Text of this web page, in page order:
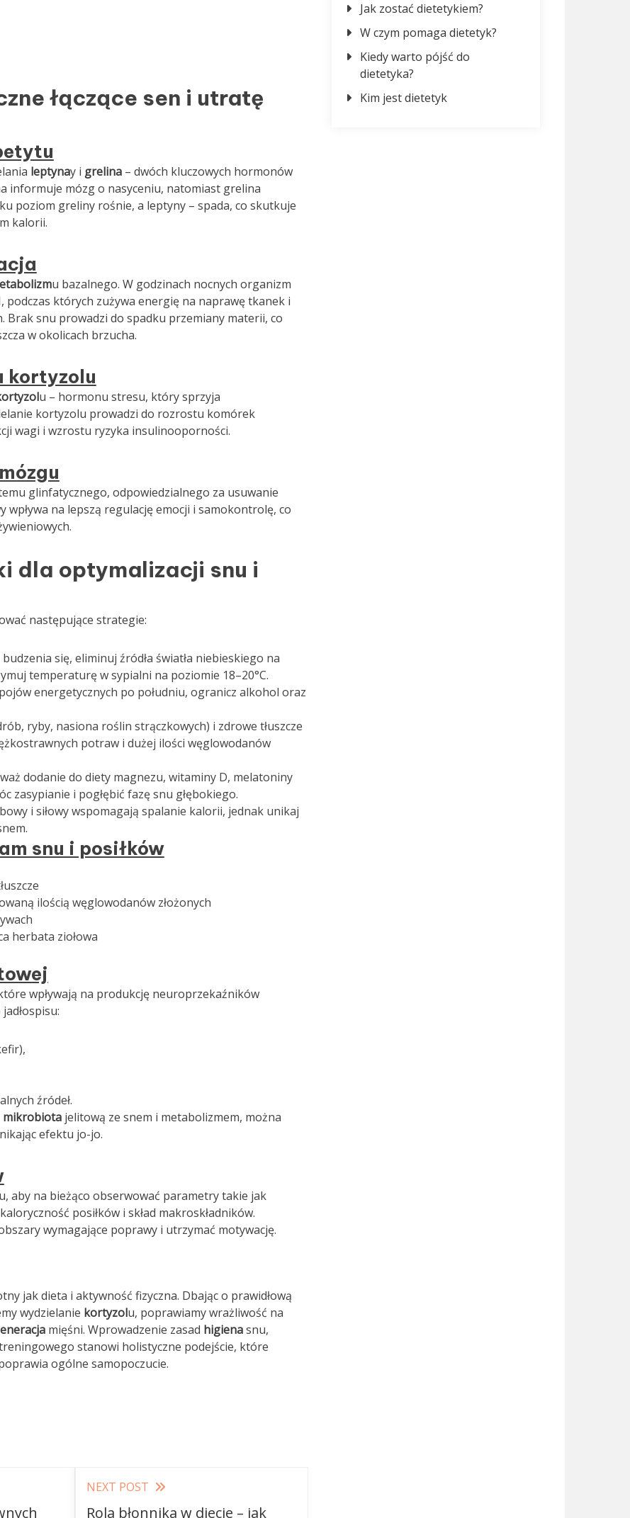
łączące sen i utratę
leptynay i grelina– dwóch kluczowych hormonów
informuje mózg o nasyceniu, natomiast grelina
poziom greliny rośnie, a leptyny – spada, co skutkuje
kalorii.
u bazalnego. W godzinach nocnych organizm
podczas których zużywa energię na naprawę tkanek i
Brak snu prowadzi do spadku przemiany materii, co
w okolicach brzucha.
kortyzolu
u – hormonu stresu, który sprzyja
kortyzolu prowadzi do rozrostu komórek
wagi i wzrostu ryzyka insulinooporności.
glinfatycznego, odpowiedzialnego za usuwanie
wpływa na lepszą regulację emocji i samokontrolę, co
dla optymalizacji snu i
następujące strategie:
się, eliminuj źródła światła niebieskiego na
temperaturę w sypialni na poziomie 18–20°C.
energetycznych po południu, ogranicz alkohol oraz
ryby, nasiona roślin strączkowych) i zdrowe tłuszcze
potraw i dużej ilości węglowodanów
dodanie do diety magnezu, witaminy D, melatoniny
zasypianie i pogłębić fazę snu głębokiego.
i siłowy wspomagają spalanie kalorii, jednak unikaj
snu i posiłków
ilością węglowodanów złożonych
herbata ziołowa
wpływają na produkcję neuroprzekaźników
źródeł.
mikrobiotajelitową ze snem i metabolizmem, można
efektu jo-jo.
aby na bieżąco obserwować parametry takie jak
posiłków i skład makroskładników.
wymagające poprawy i utrzymać motywację.
jak dieta i aktywność fizyczna. Dbając o prawidłową
wydzielanie kortyzolu, poprawiamy wrażliwość na
mięśni. Wprowadzenie zasad higienasnu,
stanowi holistyczne podejście, które
ogólne samopoczucie.
NEXT POST
Rola błonnika w diecie – jak
Jak zostać dietetykiem?
W czym pomaga dietetyk?
Kiedy warto pójść do
dietetyka?
Kim jest dietetyk